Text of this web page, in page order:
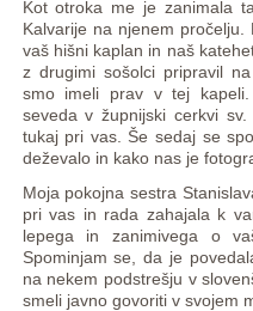
Kot otroka me je zanimala
Kalvarije na njenem
vaš hišni kaplan in naš
z drugimi sošolci pripravil
smo imeli prav v tej
seveda v župnijski cerkvi
tukaj pri vas. Še sedaj se
deževalo in kako nas je
Moja pokojna sestra
pri vas in rada zahajala k
lepega in zanimivega o
Spominjam se, da je
na nekem podstrešju v
smeli javno govoriti v svojem